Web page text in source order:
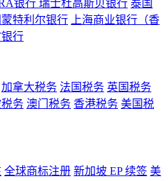
银行 瑞士杜高斯贝银行 泰国
特利尔银行
上海商业银行（香
行
加拿大税务 法国税务 英国税务
务 澳门税务 香港税务 美国税
全球商标注册 新加坡 EP 续签 美